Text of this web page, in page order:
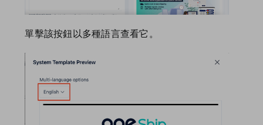
單擊該按鈕以多種語言查看它。